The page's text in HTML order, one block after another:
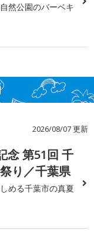
然公園のバーベキ
2026/08/07 更新
念 第51回 千
り／千葉県
める千葉市の真夏